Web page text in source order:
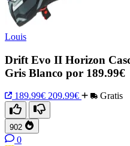
Louis
Drift Evo II Horizon
Gris Blanco por 189.99€
189.99€ 209.99€ Gratis
902
0